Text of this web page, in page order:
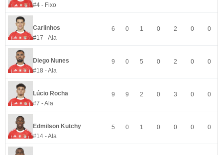
#4 - Fixo
Carlinhos
#17 - Ala
6 0 1 0 2 0 0
Diego Nunes
#18 - Ala
9 0 5 0 2 0 0
Lúcio Rocha
#7 - Ala
9 9 2 0 3 0 0
Edmilson Kutchy
#14 - Ala
5 0 1 0 0 0 0